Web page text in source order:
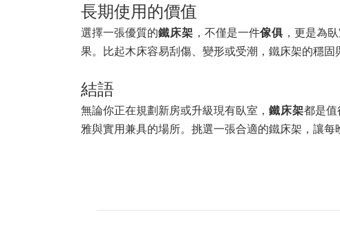
長期使用的價值
選擇一張優質的鐵床架 ，不僅是一件傢俱 ，更是為
果。比起木床容易刮傷、變形或受潮，鐵床架的穩固
結語
無論你正在規劃新房或升級現有臥室， 鐵床架都是值
雅與實用兼具的場所。挑選一張合適的鐵床架，讓